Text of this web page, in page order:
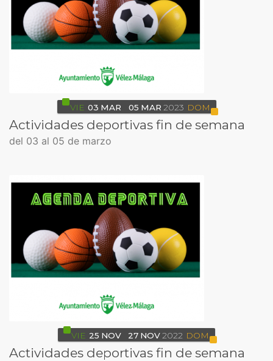
VIE 03 MAR 05 MAR 2023 DOM
Actividades deportivas fin de semana
del 03 al 05 de marzo
VIE 25 NOV 27 NOV2022 DOM
Actividades deportivas fin de semana